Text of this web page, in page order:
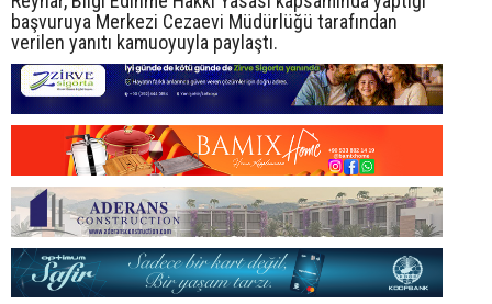
başvuruya Merkezi Cezaevi Müdürlüğü tarafından
verilen yanıtı kamuoyuyla paylaştı.